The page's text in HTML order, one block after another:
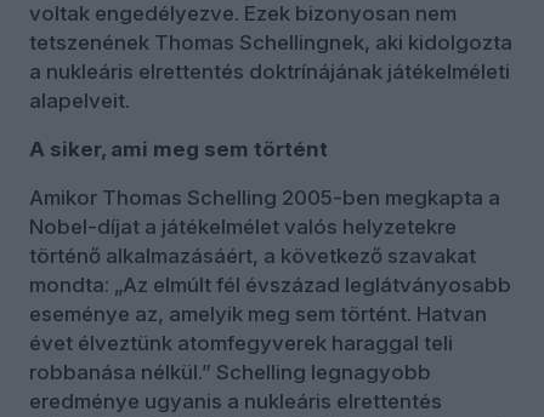
voltak engedélyezve. Ezek bizonyosan nem
tetszenének Thomas Schellingnek, aki kidolgozta
a nukleáris elrettentés doktrínájának játékelméleti
alapelveit.
A siker, ami meg sem történt
Amikor Thomas Schelling 2005-ben megkapta a
Nobel-díjat a játékelmélet valós helyzetekre
történő alkalmazásáért, a következő szavakat
mondta: „Az elmúlt fél évszázad leglátványosabb
eseménye az, amelyik meg sem történt. Hatvan
évet élveztünk atomfegyverek haraggal teli
robbanása nélkül.” Schelling legnagyobb
eredménye ugyanis a nukleáris elrettentés